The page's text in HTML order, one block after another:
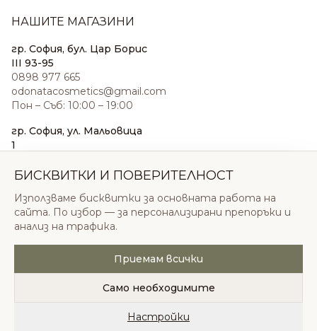
НАШИТЕ МАГАЗИНИ
гр. София, бул. Цар Борис
III 93-95
0898 977 665
odonatacosmetics@gmail.com
Пон – Съб: 10:00 – 19:00
гр. София, ул. Мальовица
1
sales@odonatacosmetics.com
Нед: 11:00 – 18:00
© 2026 Одоната Козметикс ООД. Всички права
запазени.
Политика за поверителностОбщи условия
БИСКВИТКИ И ПОВЕРИТЕЛНОСТ
Използваме бисквитки за основната работа на
сайта. По избор — за персонализирани препоръки и
анализ на трафика.
Приемам всички
Само необходимите
Настройки